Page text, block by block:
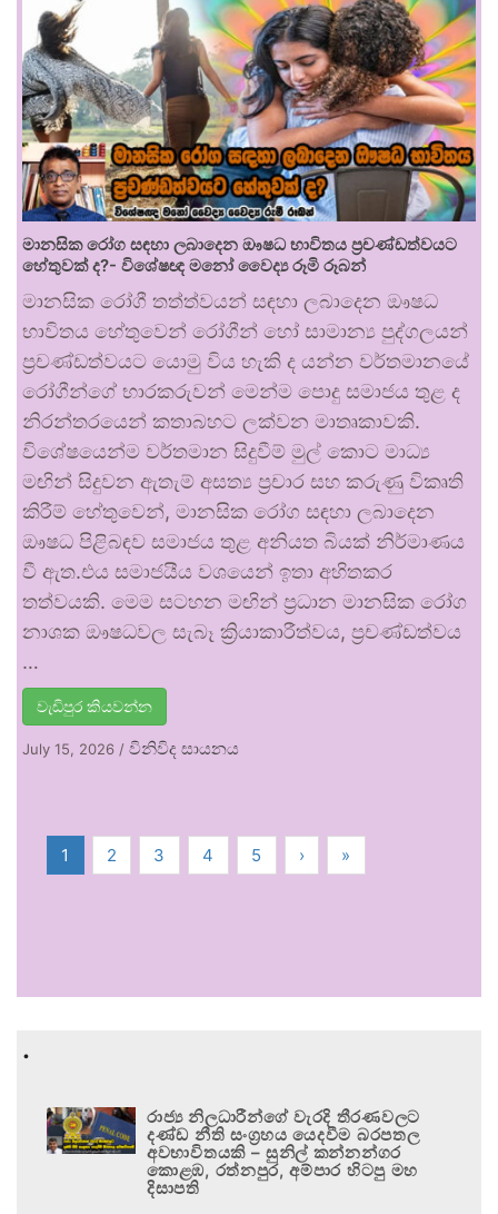
මානසික රෝග සඳහා ලබාදෙන ඖෂධ භාවිතය ප්‍රචණ්ඩත්වයට
හේතුවක් ද?- විශේෂඥ මනෝ වෛද්‍ය රූමි රූබන්
මානසික රෝගී තත්ත්වයන් සඳහා ලබාදෙන ඖෂධ
භාවිතය හේතුවෙන් රෝගීන් හෝ සාමාන්‍ය පුද්ගලයන්
ප්‍රචණ්ඩත්වයට යොමු විය හැකි ද යන්න වර්තමානයේ
රෝගීන්ගේ භාරකරුවන් මෙන්ම පොදු සමාජය තුළ ද
නිරන්තරයෙන් කතාබහට ලක්වන මාතෘකාවකි.
විශේෂයෙන්ම වර්තමාන සිදුවීම් මුල් කොට මාධ්‍ය
මඟින් සිදුවන ඇතැම් අසත්‍ය ප්‍රචාර සහ කරුණු විකෘති
කිරීම් හේතුවෙන්, මානසික රෝග සඳහා ලබාදෙන
ඖෂධ පිළිබඳව සමාජය තුළ අනියත බියක් නිර්මාණය
වී ඇත.එය සමාජයීය වශයෙන් ඉතා අහිතකර
තත්වයකි. මෙම සටහන මඟින් ප්‍රධාන මානසික රෝග
නාශක ඖෂධවල සැබෑ ක්‍රියාකාරීත්වය, ප්‍රචණ්ඩත්වය
…
වැඩිපුර කියවන්න
July 15, 2026 / විනිවිද සායනය
1 2 3 4 5 › »
.
රාජ්‍ය නිලධාරීන්ගේ වැරදි තීරණවලට
දණ්ඩ නීති සංග්‍රහය යෙදවීම බරපතල
අවභාවිතයකි – සුනිල් කන්නන්ගර
කොළඹ, රත්නපුර, අම්පාර හිටපු මහ
දිසාපති